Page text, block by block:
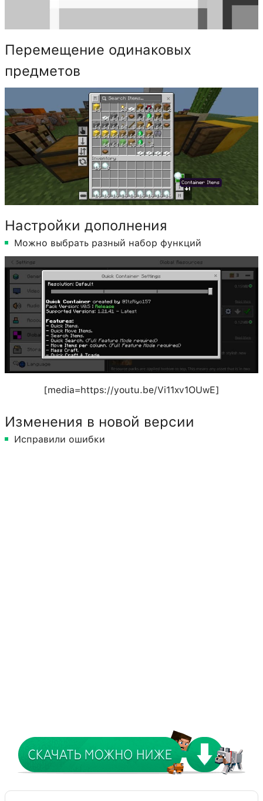
Перемещение одинаковых
предметов
Настройки дополнения
Можно выбрать разный набор функций
[media=https://youtu.be/Vi11xv1OUwE]
Изменения в новой версии
Исправили ошибки